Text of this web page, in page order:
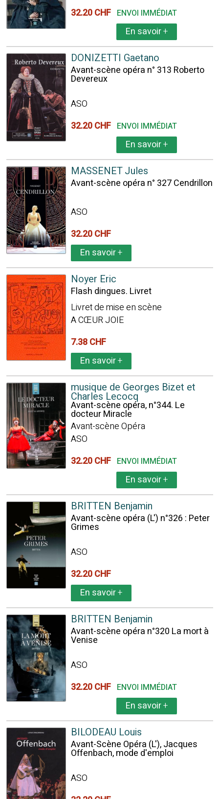
32.20 CHF ENVOI IMMÉDIAT
En savoir+
DONIZETTI Gaetano
Avant-scène opéra n° 313 Roberto
Devereux
ASO
32.20 CHF ENVOI IMMÉDIAT
En savoir+
MASSENET Jules
Avant-scène opéra n° 327 Cendrillon
ASO
32.20 CHF
En savoir+
Noyer Eric
Flash dingues. Livret
Livret de mise en scène
A CŒUR JOIE
7.38 CHF
En savoir+
musique de Georges Bizet et
Charles Lecocq
Avant-scène opéra, n°344. Le
docteur Miracle
Avant-scène Opéra
ASO
32.20 CHF ENVOI IMMÉDIAT
En savoir+
BRITTEN Benjamin
Avant-scène opéra (L') n°326 : Peter
Grimes
ASO
32.20 CHF
En savoir+
BRITTEN Benjamin
Avant-scène opéra n°320 La mort à
Venise
ASO
32.20 CHF ENVOI IMMÉDIAT
En savoir+
BILODEAU Louis
Avant-Scène Opéra (L'), Jacques
Offenbach, mode d'emploi
ASO